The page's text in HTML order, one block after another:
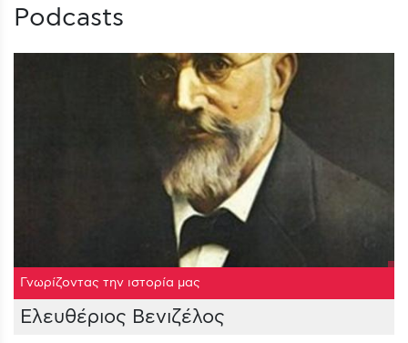
Podcasts
Γνωρίζοντας την ιστορία μας
Ελευθέριος Βενιζέλος